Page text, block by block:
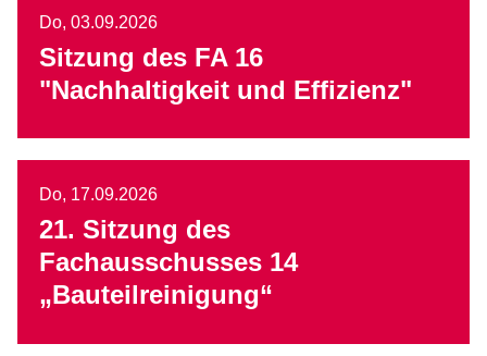
Do, 03.09.2026
Sitzung des FA 16
"Nachhaltigkeit und Effizienz"
Do, 17.09.2026
21. Sitzung des
Fachausschusses 14
„Bauteilreinigung“